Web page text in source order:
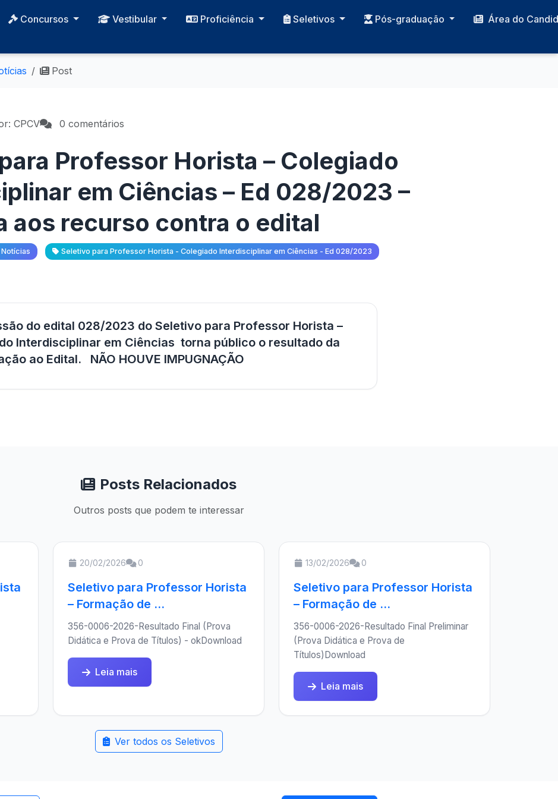
Concursos Vestibular Proficiência Seletivos Pós-graduação Área do
Post
CPCV 0 comentários
Professor Horista – Colegiado
em Ciências – Ed 028/2023 –
aos recurso contra o edital
Seletivo para Professor Horista - Colegiado Interdisciplinar em Ciências - Ed 028/2023
do edital 028/2023 do Seletivo para Professor Horista –
Interdisciplinar em Ciências torna público o resultado da
ao Edital. NÃO HOUVE IMPUGNAÇÃO
Posts Relacionados
Outros posts que podem te interessar
20/02/2026 0
Seletivo para Professor Horista
– Formação de ...
356-0006-2026-Resultado Final (Prova
Didática e Prova de Títulos) - okDownload
Leia mais
13/02/2026 0
Seletivo para Professor Horista
– Formação de ...
356-0006-2026-Resultado Final Preliminar
(Prova Didática e Prova de
Títulos)Download
Leia mais
Ver todos os Seletivos